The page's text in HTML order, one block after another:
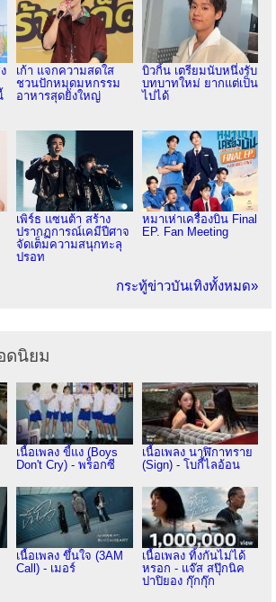
เก้า แจกความสดใส
ชวนปักหมุดมหกรรม
อาหารสุดยิ่งใหญ่
บิวกิ้น เตรียมนับหนึ่งรับ
บทบาทใหม่ ยากแต่เป็น
ไปได้
เพิร์ธ แซนต้า สร้าง
ปรากฏการณ์เคมีปีศาจ
จัดเต็มความสนุกทะลุ
ปรอท
หมาเห่าเครื่องบิน Final
EP. Fan Meeting
กระทู้ข่าวบันเทิงทั้งหมด»
ดนิยม
เนื้อเพลง ขี้แง (Boys
Don't Cry) - พร็อกซี
เนื้อเพลง นาฬิกาทราย
(Sign) - โบกี้ไลอ้อน
เนื้อเพลง ขึ้นใจ (3AM
Call) - เมอร์
เนื้อเพลง ทิ้งกันไม่ได้
หรอก - แจ๊ส สปุ๊กนิค
ปาปิยอง กุ๊กกุ๊ก